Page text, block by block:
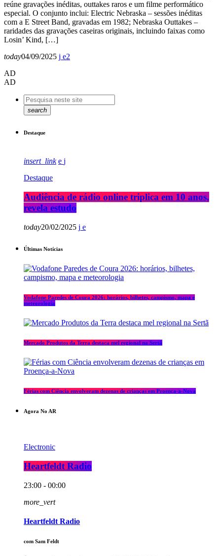
reúne gravações inéditas, outtakes raros e um filme performático
especial. O conjunto inclui: Electric Nebraska – sessões inéditas
com a E Street Band, gravadas em 1982; Nebraska Outtakes –
raridades das gravações caseiras originais, incluindo faixas como
Losin’ Kind, […]
today04/09/2025
2
AD
AD
search
Destaque
insert_link
Destaque
Audiência de rádio online triplica em 10 anos,
revela estudo
today20/02/2025
Últimas Notícias
Vodafone Paredes de Coura 2026: horários, bilhetes, campismo, mapa e
meteorologia
Mercado Produtos da Terra destaca mel regional na Sertã
Férias com Ciência envolveram dezenas de crianças em Proença-a-Nova
Agora No AR
Electronic
Heartfeldt Radio
23:00 - 00:00
more_vert
Heartfeldt Radio
com Sam Feldt